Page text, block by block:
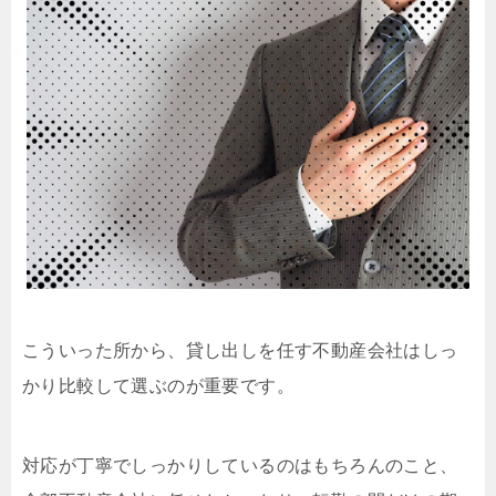
こういった所から、貸し出しを任す不動産会社はしっ
かり比較して選ぶのが重要です。
対応が丁寧でしっかりしているのはもちろんのこと、